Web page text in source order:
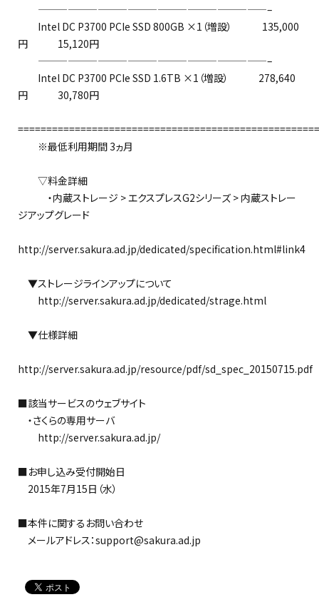
———————————————————————–
Intel DC P3700 PCIe SSD 800GB ×1（増設） 135,000
円 15,120円
———————————————————————–
Intel DC P3700 PCIe SSD 1.6TB ×1（増設） 278,640
円 30,780円
※最低利用期間 3ヵ月
▽料金詳細
・内蔵ストレージ > エクスプレスG2シリーズ > 内蔵ストレー
ジアップグレード
http://server.sakura.ad.jp/dedicated/specification.html#link4
▼ストレージラインアップについて
http://server.sakura.ad.jp/dedicated/strage.html
▼仕様詳細
http://server.sakura.ad.jp/resource/pdf/sd_spec_20150715.pdf
■該当サービスのウェブサイト
・さくらの専用サーバ
http://server.sakura.ad.jp/
■お申し込み受付開始日
2015年7月15日（水）
■本件に関するお問い合わせ
メールアドレス：support@sakura.ad.jp